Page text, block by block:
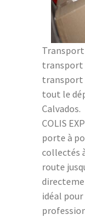
Transport
transport
transport
tout le
Calvados.
COLIS
porte à
collectés
route
idéal